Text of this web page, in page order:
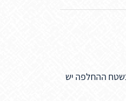
ההחלפה יש